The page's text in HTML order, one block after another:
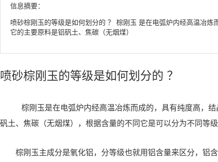
信息摘要：
喷砂棕刚玉的等级是如何划分的 ？ 棕刚玉 是在电弧炉内经高温冶
它的主要原料是铝矾土、焦碳（无烟煤）
喷砂棕刚玉的等级是如何划分的 ？
棕刚玉是在电弧炉内经高温冶炼而成的，具有纯度高，
矾土、焦碳（无烟煤），根据含量的不同它是可以分为不同等
棕刚玉主成分是氧化铝，分等级也就用铝含量来区分，铝含